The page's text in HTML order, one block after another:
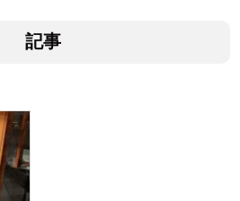
記事